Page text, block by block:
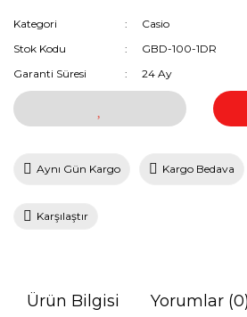
Kategori
Casio
Stok Kodu
GBD-100-1DR
Garanti Süresi
24 Ay
Aynı Gün Kargo Kargo Bedava
Karşılaştır
Ürün Bilgisi Yorumlar (0)